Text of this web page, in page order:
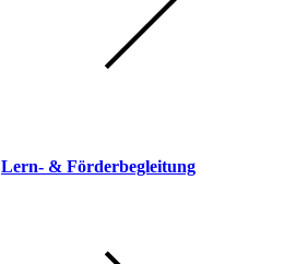
Lern- & Förderbegleitung